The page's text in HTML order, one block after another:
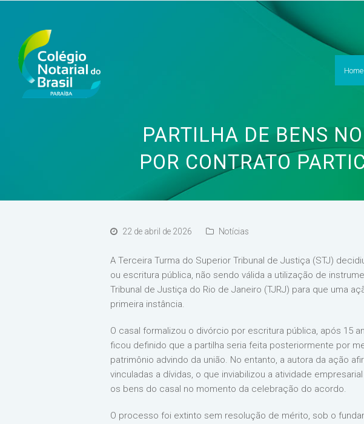
Home
PARTILHA DE BENS
POR CONTRATO
22 de abril de 2026 Notícias
A Terceira Turma do Superior Tribunal de Justiça (STJ)
ou escritura pública, não sendo válida a utilização de
Tribunal de Justiça do Rio de Janeiro (TJRJ) para que uma
primeira instância.
O casal formalizou o divórcio por escritura pública, após 15
ficou definido que a partilha seria feita posteriormente por
patrimônio advindo da união. No entanto, a autora da ação
vinculadas a dívidas, o que inviabilizou a atividade
os bens do casal no momento da celebração do acordo.
O processo foi extinto sem resolução de mérito, sob o